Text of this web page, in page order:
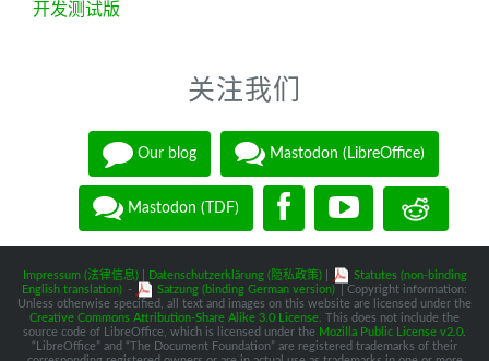
开发测试版
关注我们
Our blog Mastodon (LibreOffice)
Mastodon (TDF)
Impressum (法律信息)| Datenschutzerklärung (隐私政策)|
Statutes (non-binding
English translation) - Satzung (binding German version)
| Copyright information:
Unless otherwise specified, all text and images on this website are licensed under the
Creative Commons Attribution-Share Alike 3.0 License . This does not include the
source code of LibreOffice, which is licensed under the Mozilla Public License v2.0
“LibreOffice” and “The Document Foundation” are registered trademarks of their